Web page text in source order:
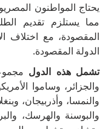
يحتاج المواطنون
مما يستلزم تقديم
المقصودة، مع اختلاف
الدولة المقصودة.
تشمل هذه الدول
والجزائر، وساموا
والنمسا، وأذربيجان،
والبوسنة والهرسك،